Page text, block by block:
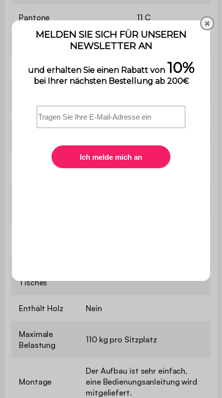
Pantone 11 C
Anthrazit
Größe 140 cm
Länge des
59 cm
Tisches
Enthält Holz Nein
Maximale
Belastung
110 kg pro Sitzplatz
Montage
Der Aufbau ist sehr einfach,
eine Bedienungsanleitung wird
mitgeliefert.
✖